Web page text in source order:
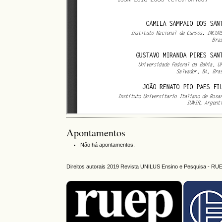
Apontamentos
Não há apontamentos.
Direitos autorais 2019 Revista UNILUS Ensino e Pesquisa -